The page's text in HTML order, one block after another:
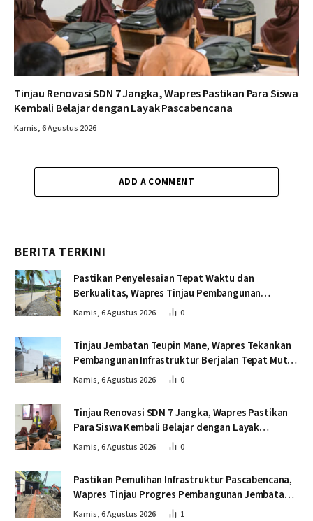
Tinjau Renovasi SDN 7 Jangka, Wapres Pastikan Para Siswa
Kembali Belajar dengan Layak Pascabencana
Kamis, 6 Agustus 2026
ADD A COMMENT
BERITA TERKINI
Pastikan Penyelesaian Tepat Waktu dan
Berkualitas, Wapres Tinjau Pembangunan
Jembatan Lumut
Kamis, 6 Agustus 2026 0
Tinjau Jembatan Teupin Mane, Wapres Tekankan
Pembangunan Infrastruktur Berjalan Tepat Mutu
dan Tepat Waktu
Kamis, 6 Agustus 2026 0
Tinjau Renovasi SDN 7 Jangka, Wapres Pastikan
Para Siswa Kembali Belajar dengan Layak
Pascabencana
Kamis, 6 Agustus 2026 0
Pastikan Pemulihan Infrastruktur Pascabencana,
Wapres Tinjau Progres Pembangunan Jembatan
Krueng Tingkeum Bireuen
Kamis, 6 Agustus 2026 1